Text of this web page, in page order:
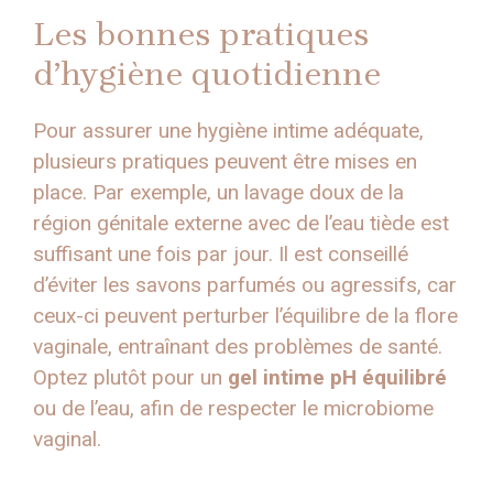
Les bonnes pratiques
d’hygiène quotidienne
Pour assurer une hygiène intime adéquate,
plusieurs pratiques peuvent être mises en
place. Par exemple, un lavage doux de la
région génitale externe avec de l’eau tiède est
suffisant une fois par jour. Il est conseillé
d’éviter les savons parfumés ou agressifs, car
ceux-ci peuvent perturber l’équilibre de la flore
vaginale, entraînant des problèmes de santé.
Optez plutôt pour un gel intime pH équilibré
ou de l’eau, afin de respecter le microbiome
vaginal.